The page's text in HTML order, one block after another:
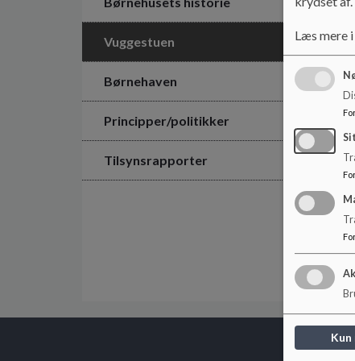
Vuggestuen
Børnehaven
Principper/politikker
Tilsynsrapporter
Læs mere i